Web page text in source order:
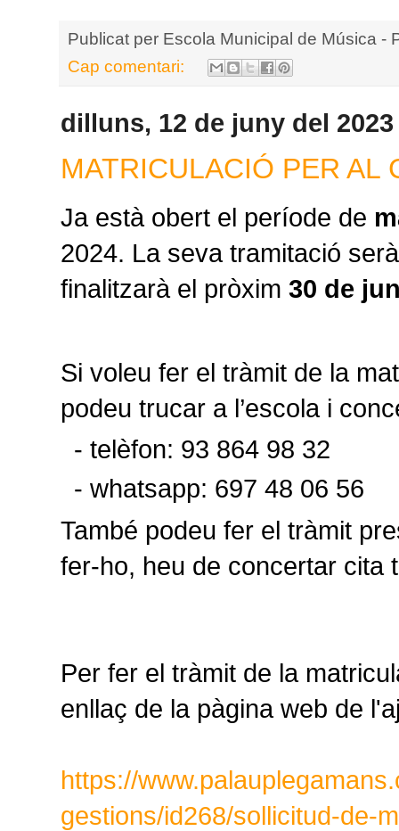
Publicat per Escola Municipal de Música -
Cap comentari:
dilluns, 12 de juny del 2023
MATRICULACIÓ PER AL
Ja està obert el període de
2024. La seva tramitació
finalitzarà el pròxim 30 de
Si voleu fer el tràmit de la
podeu trucar a l’escola i
telèfon: 93 864 98 32
whatsapp: 697 48 06 56
També podeu fer el tràmit
fer-ho, heu de concertar cita
Per fer el tràmit de la
enllaç de la pàgina web de
https://
gestions/id268/sollicitud-de-